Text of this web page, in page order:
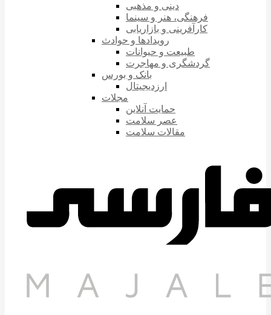
دینی و مذهبی
فرهنگی، هنر و سینما
کارآفرینی و بازاریابی
رویدادها و حوادث
طبیعت و حیوانات
گردشگری و مهاجرت
بانک و بورس
ارزدیجیتال
مجلات
حمایت آنلاین
عصر سلامت
مقالات سلامت